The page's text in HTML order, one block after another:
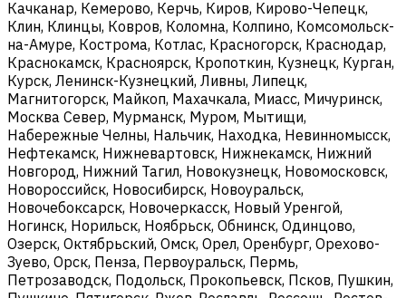
Качканар, Кемерово, Керчь, Киров, Кирово-Чепецк,
Клин, Клинцы, Ковров, Коломна, Колпино, Комсомольск-
на-Амуре, Кострома, Котлас, Красногорск, Краснодар,
Краснокамск, Красноярск, Кропоткин, Кузнецк, Курган,
Курск, Ленинск-Кузнецкий, Ливны, Липецк,
Магнитогорск, Майкоп, Махачкала, Миасс, Мичуринск,
Москва Север, Мурманск, Муром, Мытищи,
Набережные Челны, Нальчик, Находка, Невинномысск,
Нефтекамск, Нижневартовск, Нижнекамск, Нижний
Новгород, Нижний Тагил, Новокузнецк, Новомосковск,
Новороссийск, Новосибирск, Новоуральск,
Новочебоксарск, Новочеркасск, Новый Уренгой,
Ногинск, Норильск, Ноябрьск, Обнинск, Одинцово,
Озерск, Октябрьский, Омск, Орел, Оренбург, Орехово-
Зуево, Орск, Пенза, Первоуральск, Пермь,
Петрозаводск, Подольск, Прокопьевск, Псков, Пушкин,